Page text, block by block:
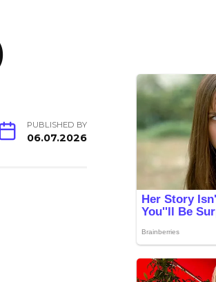
PUBLISHED BY
06.07.2026